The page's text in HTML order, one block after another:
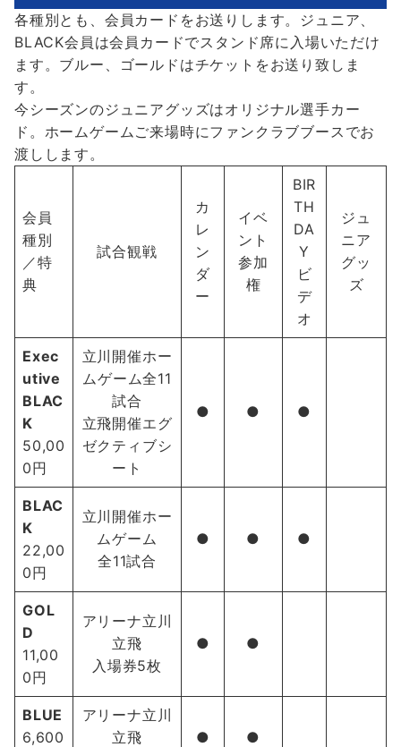
各種別とも、会員カードをお送りします。ジュニア、
BLACK会員は会員カードでスタンド席に入場いただけ
ます。ブルー、ゴールドはチケットをお送り致しま
す。
今シーズンのジュニアグッズはオリジナル選手カー
ド。ホームゲームご来場時にファンクラブブースでお
渡しします。
会員
種別
／特
典
試合観戦
カ
レ
ン
ダ
ー
イベ
ント
参加
権
BIR
TH
DA
Y
ビ
デ
オ
ジュ
ニア
グッ
ズ
Exec
utive
BLAC
K
50,00
0円
立川開催ホー
ムゲーム全11
試合
立飛開催エグ
ゼクティブシ
ート
● ● ●
BLAC
K
22,00
0円
立川開催ホー
ムゲーム
全11試合
● ● ●
GOL
D
11,00
0円
アリーナ立川
立飛
入場券5枚
● ●
BLUE
6,600
アリーナ立川
立飛
● ●